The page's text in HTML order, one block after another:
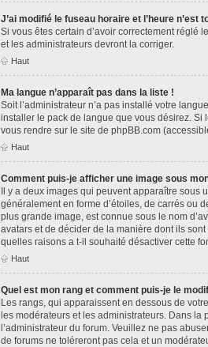
J’ai modifié le fuseau horaire et l’heure n’est
Si vous êtes certain d’avoir correctement réglé
et les administrateurs devront la corriger.
Haut
Ma langue n’apparaît pas dans la liste !
Soit l’administrateur n’a pas installé votre
installer le pack de langue que vous désirez. Si
vous rendre sur le site de phpBB.com
Haut
Comment puis-je afficher une image sous
Il y a deux images qui peuvent apparaître sous
généralement en forme d’étoiles, de carrés ou
plus grande image, est connue sous le nom
avatars et de décider de la manière dont ils
quelles raisons a t-il souhaité désactiver cette
Haut
Quel est mon rang et comment puis-je le
Les rangs, qui apparaissent en dessous de
les modérateurs et les administrateurs. Dans la
l’administrateur du forum. Veuillez ne pas
de forums ne toléreront pas cela et un